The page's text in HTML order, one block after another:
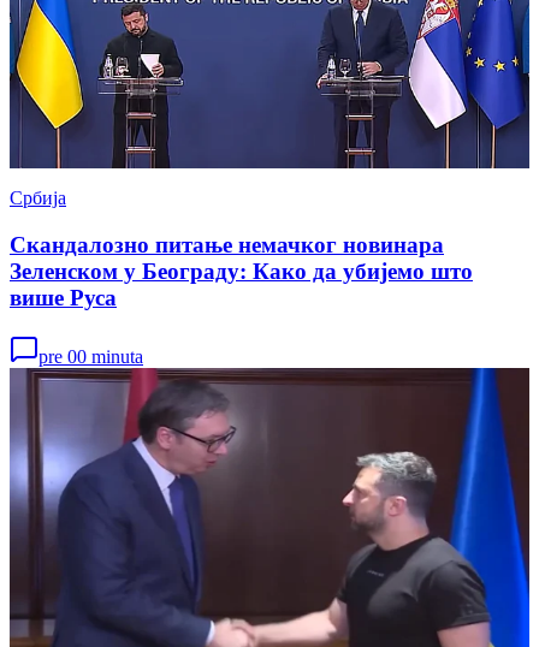
Србија
Скандалозно питање немачког новинара
Зеленском у Београду: Како да убијемо што
више Руса
pre 00 minuta